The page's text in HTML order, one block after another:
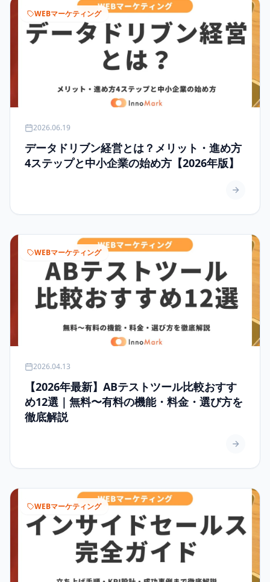
WEBマーケティング
2026.06.19
データドリブン経営とは？メリット・進め方
4ステップと中小企業の始め方【2026年版】
WEBマーケティング
2026.04.13
【2026年最新】ABテストツール比較おすす
め12選｜無料〜有料の機能・料金・選び方を
徹底解説
WEBマーケティング